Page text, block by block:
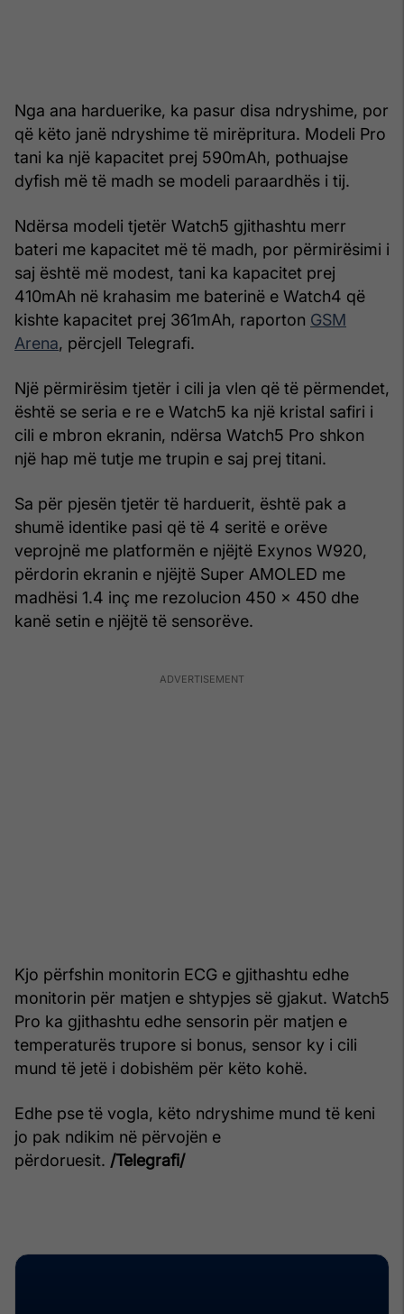
Nga ana harduerike, ka pasur disa ndryshime, por
që këto janë ndryshime të mirëpritura. Modeli Pro
tani ka një kapacitet prej 590mAh, pothuajse
dyfish më të madh se modeli paraardhës i tij.
Ndërsa modeli tjetër Watch5 gjithashtu merr
bateri me kapacitet më të madh, por përmirësimi i
saj është më modest, tani ka kapacitet prej
410mAh në krahasim me baterinë e Watch4 që
kishte kapacitet prej 361mAh, raporton GSM
Arena, përcjell Telegrafi.
Një përmirësim tjetër i cili ja vlen që të përmendet,
është se seria e re e Watch5 ka një kristal safiri i
cili e mbron ekranin, ndërsa Watch5 Pro shkon
një hap më tutje me trupin e saj prej titani.
Sa për pjesën tjetër të harduerit, është pak a
shumë identike pasi që të 4 seritë e orëve
veprojnë me platformën e njëjtë Exynos W920,
përdorin ekranin e njëjtë Super AMOLED me
madhësi 1.4 inç me rezolucion 450 x 450 dhe
kanë setin e njëjtë të sensorëve.
Kjo përfshin monitorin ECG e gjithashtu edhe
monitorin për matjen e shtypjes së gjakut. Watch5
Pro ka gjithashtu edhe sensorin për matjen e
temperaturës trupore si bonus, sensor ky i cili
mund të jetë i dobishëm për këto kohë.
Edhe pse të vogla, këto ndryshime mund të keni
jo pak ndikim në përvojën e
përdoruesit. /Telegrafi/